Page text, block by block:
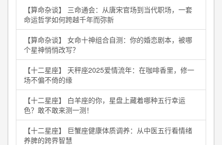
【算命杂谈】 三命通会：从唐宋官场到当代职场，一套
命运哲学如何跨越千年而弥新
【算命杂谈】 女命十神组合自测：你的婚恋剧本，被哪
个星神悄悄改写？
【十二星座】 天秤座2025爱情流年：在咖啡香里，修一
场不偏不倚的缘
【十二星座】 白羊座的你，星盘上藏着哪种五行幸运
色？敢不敢来测一测！
【十二星座】 巨蟹座健康体质调养：从中医五行看情绪
养脾的跨界智慧